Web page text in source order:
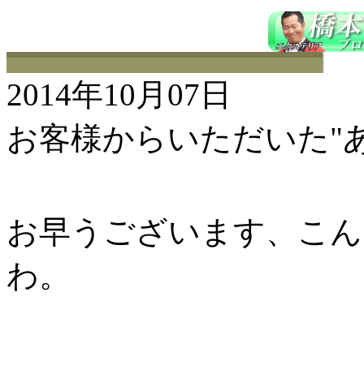
2014年10月07日
お客様からいただいた"
お早うございます、こ
わ。